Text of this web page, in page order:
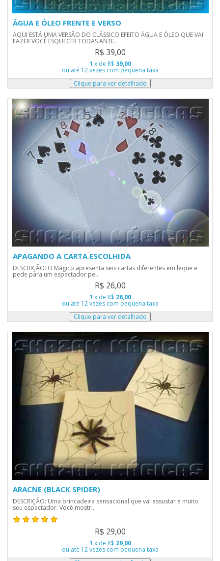
ÁGUA E ÓLEO FRENTE E VERSO
AQUI ESTÁ UMA VERSÃO DO CLÁSSICO EFEITO ÁGUA E ÓLEO QUE VAI
FAZER VOCÊ ESQUECER TODAS ANTE..
R$ 39,00
1 x de R$ 39,00
ou até 12 vezes com pequena taxa
APAGANDO A CARTA ESCOLHIDA
DESCRIÇÃO: O Mágico apresenta seis cartas diferentes em leque e
pede para um espectador pe..
R$ 26,00
1 x de R$ 26,00
ou até 12 vezes com pequena taxa
ARACNE (BLACK SPIDER)
DESCRIÇÃO: Uma brincadeira sensacional que vai assustar e muito
seu espectador. Você mostr..
R$ 29,00
1 x de R$ 29,00
ou até 12 vezes com pequena taxa